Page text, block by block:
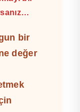
bir
değer